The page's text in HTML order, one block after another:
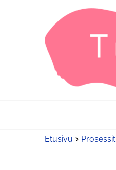
Etusivu Prosessit